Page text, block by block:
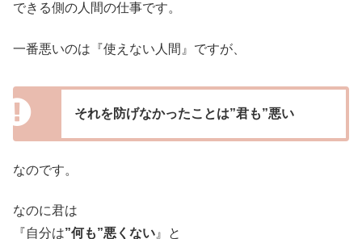
できる側の人間の仕事です。
一番悪いのは『使えない人間』ですが、
それを防げなかったことは”君も”悪い
なのです。
なのに君は
『自分は”何も”悪くない』
と